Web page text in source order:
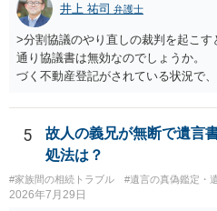
井上 祐司 弁護士
>分割協議のやり直しの裁判を起こ
通り協議書は無効なのでしょうか
づく不動産登記がされている状況で
方の訴訟の主張及び立証次第ですが
医師の意見書、筆跡鑑定 が提出さ
はありますが、 ・伯母様自身が分割
様の意に反する遺産分割協議を行う
であること からすると、実際に遺産
性はそれほど高くない（立証のハー
5
故人の義兄が無断で遺言
処法は？
#家族間の相続トラブル #遺言の真偽鑑定・
2026年7月29日